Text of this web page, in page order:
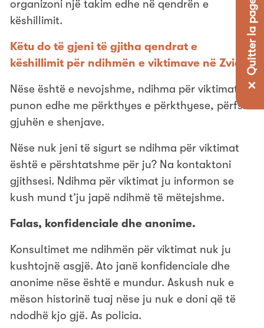
✕ Quitter la page
organizoni një takim edhe në qendrën e
këshillimit.
Këtu do të gjeni të gjitha qendrat e
këshillimit për ndihmën e viktimave në Zvicër
Nëse është e nevojshme, ndihma për viktimat
punon edhe me përkthyes e përkthyese, përfshi
gjuhën e shenjave.
Nëse nuk jeni të sigurt se ndihma për viktimat
është e përshtatshme për ju? Na kontaktoni
gjithsesi. Ndihma për viktimat ju informon se
kush mund t’ju japë ndihmë të mëtejshme.
Falas, konfidenciale dhe anonime.
Konsultimet me ndihmën për viktimat nuk ju
kushtojnë asgjë. Ato janë konfidenciale dhe
anonime nëse është e mundur. Askush nuk e
mëson historinë tuaj nëse ju nuk e doni që të
ndodhë kjo gjë. As policia.